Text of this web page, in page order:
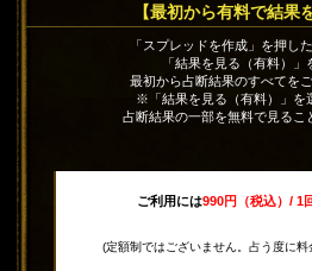
【最初から有料で結果
「スプレッドを作成」を押し
「結果を見る（有料）」
最初から占断結果のすべてをご
※「結果を見る（有料）」を
占断結果の一部を無料で見るこ
ご利用には990円（税込）/ 1
(定額制ではございません。占う度に